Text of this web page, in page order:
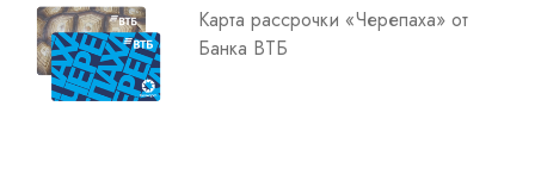
Карта рассрочки «Черепаха» от
Банка ВТБ